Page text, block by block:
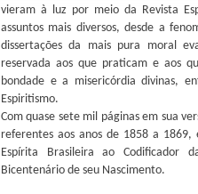
vieram à luz por meio da Revista
assuntos mais diversos, desde a
dissertações da mais pura moral
reservada aos que praticam e aos
bondade e a misericórdia divinas,
Espiritismo.
Com quase sete mil páginas em sua
referentes aos anos de 1858 a 1869,
Espírita Brasileira ao Codificador
Bicentenário de seu Nascimento.